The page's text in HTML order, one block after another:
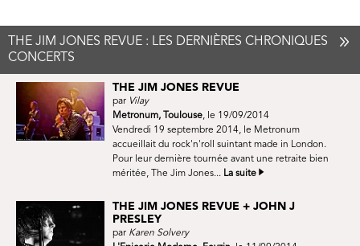
THE JIM JONES REVUE : LES DERNIÈRES CHRONIQUES
CONCERTS
THE JIM JONES REVUE
par Vilay
Metronum, Toulouse, le 19/09/2014
Vendredi 19 septembre 2014, le Metronum
accueillait du rock'n'roll suintant made in London.
Pour leur dernière tournée avant une retraite bien
méritée, The Jim Jones... La suite
THE JIM JONES REVUE + JOHN J
PRESLEY
par Karen Solvery